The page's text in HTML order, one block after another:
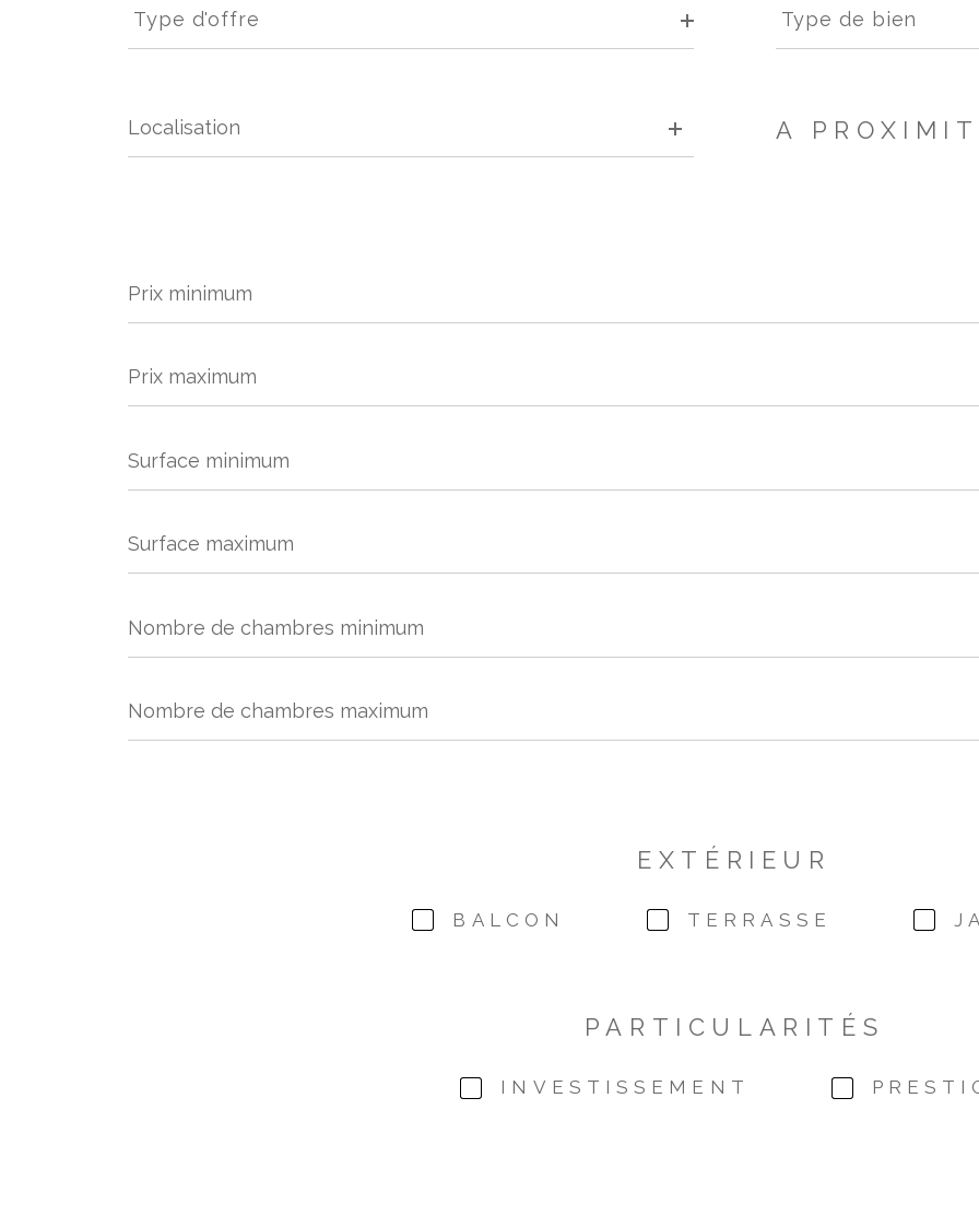
d'offre
Type d'offre
de
bien
Type de bien
A
minimum
maximum
minimum
maximum
de
chambres
minimum
de
chambres
maximum
EXTÉRIEUR
BALCON TERRASSE
PARTICULARITÉS
INVESTISSEMENT